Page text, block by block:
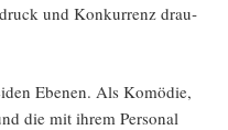
und Kon­kur­renz drau­
Ebe­nen. Als Komö­die,
die mit ihrem Per­so­nal